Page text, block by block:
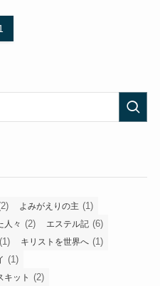
よみがえりの主 (1)
人々 (2) エステル記 (6)
(1) キリストを世界へ (1)
(1)
キット (2)